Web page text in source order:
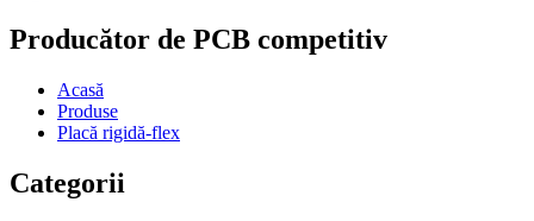
Producător de PCB competitiv
Acasă
Produse
Placă rigidă-flex
Categorii